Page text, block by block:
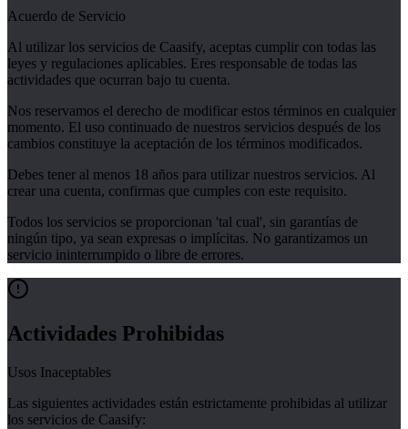
Acuerdo de Servicio
Al utilizar los servicios de Caasify, aceptas cumplir con todas las
leyes y regulaciones aplicables. Eres responsable de todas las
actividades que ocurran bajo tu cuenta.
Nos reservamos el derecho de modificar estos términos en cualquier
momento. El uso continuado de nuestros servicios después de los
cambios constituye la aceptación de los términos modificados.
Debes tener al menos 18 años para utilizar nuestros servicios. Al
crear una cuenta, confirmas que cumples con este requisito.
Todos los servicios se proporcionan 'tal cual', sin garantías de
ningún tipo, ya sean expresas o implícitas. No garantizamos un
servicio ininterrumpido o libre de errores.
Actividades Prohibidas
Usos Inaceptables
Las siguientes actividades están estrictamente prohibidas al utilizar
los servicios de Caasify: